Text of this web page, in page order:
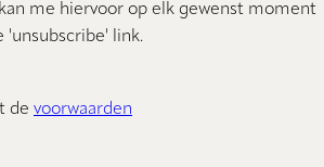
me hiervoor op elk gewenst moment
'unsubscribe' link.
de voorwaarden